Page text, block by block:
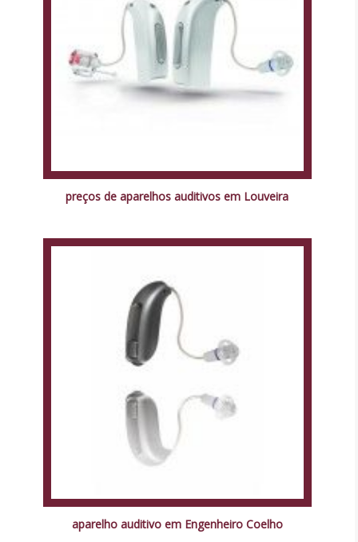
preços de aparelhos auditivos em Louveira
aparelho auditivo em Engenheiro Coelho